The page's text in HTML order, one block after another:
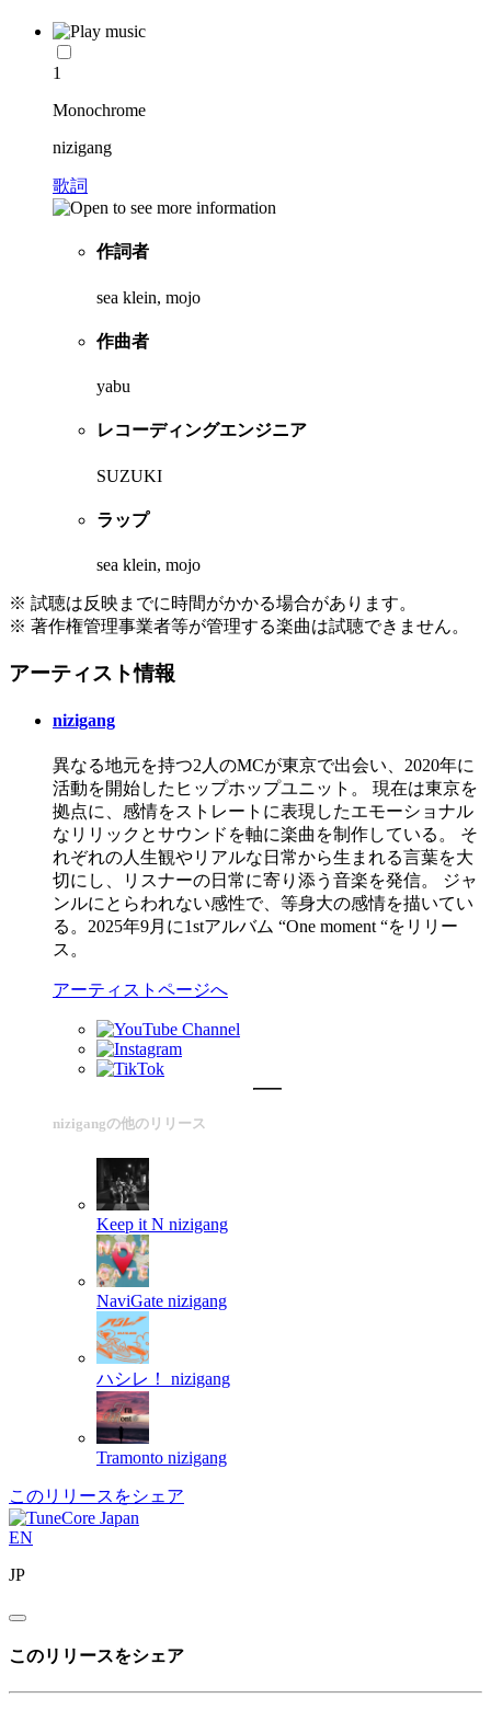
1
Monochrome
nizigang
歌詞
作詞者
sea klein, mojo
作曲者
yabu
レコーディングエンジニア
SUZUKI
ラップ
sea klein, mojo
※ 試聴は反映までに時間がかかる場合があります。
※ 著作権管理事業者等が管理する楽曲は試聴できません。
アーティスト情報
nizigang
異なる地元を持つ2人のMCが東京で出会い、2020年に
活動を開始したヒップホップユニット。 現在は東京を
拠点に、感情をストレートに表現したエモーショナル
なリリックとサウンドを軸に楽曲を制作している。 そ
れぞれの人生観やリアルな日常から生まれる言葉を大
切にし、リスナーの日常に寄り添う音楽を発信。 ジャ
ンルにとらわれない感性で、等身大の感情を描いてい
る。2025年9月に1stアルバム “One moment “をリリー
ス。
アーティストページへ
nizigangの他のリリース
Keep it N nizigang
NaviGate nizigang
ハシレ！ nizigang
Tramonto nizigang
このリリースをシェア
EN
JP
このリリースをシェア